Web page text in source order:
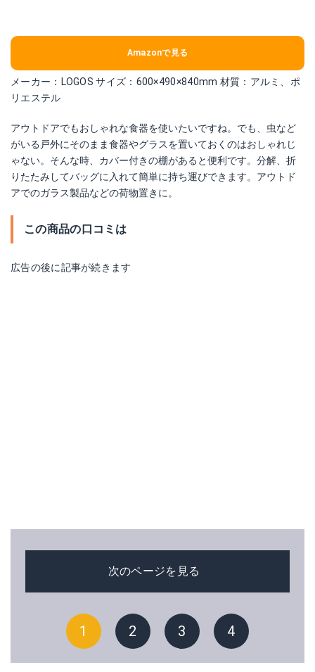
Amazonで見る
メーカー：LOGOS サイズ：600×490×840mm 材質：アルミ、ポ
リエステル
アウトドアでもおしゃれな食器を使いたいですね。でも、虫など
がいる戸外にそのまま食器やグラスを置いておくのはおしゃれじ
ゃない。そんな時、カバー付きの棚があると便利です。分解、折
りたたみしてバッグに入れて簡単に持ち運びできます。アウトド
アでのガラス製品などの荷物置きに。
この商品の口コミは
広告の後に記事が続きます
次のページを見る
1 2 3 4